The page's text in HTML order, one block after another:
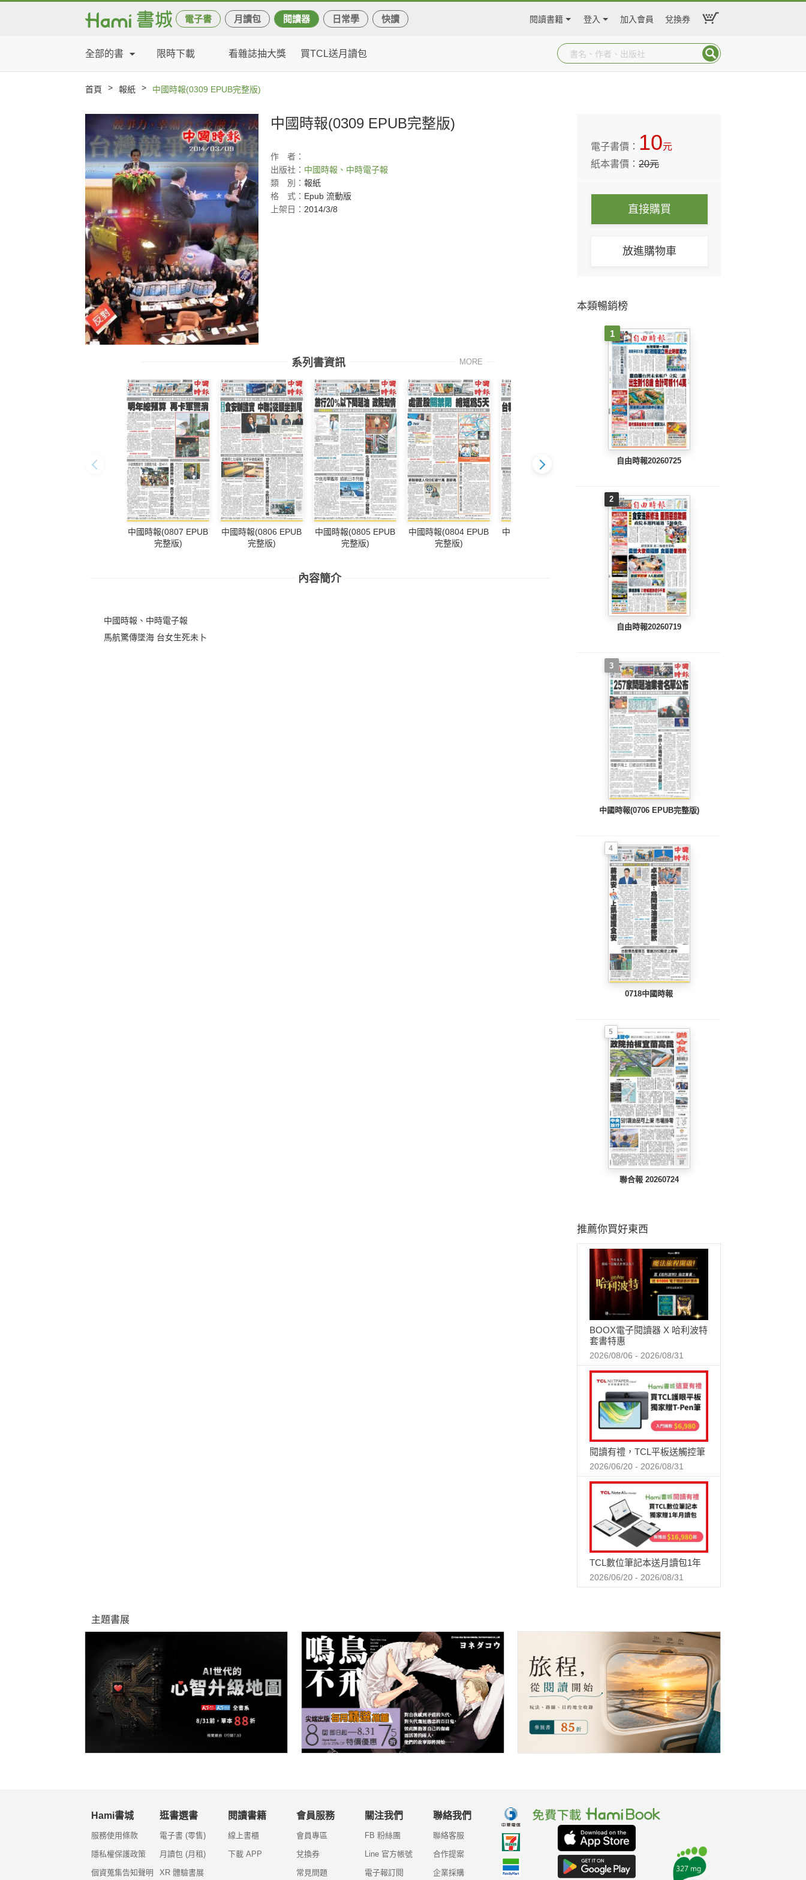
電子書 月讀包 閱讀器 日常學 快讀 閱讀書籍 登入 加入會員 兌換券
全部的書 限時下載 看雜誌抽大獎 買TCL送月讀包
首頁 > 報紙 > 中國時報(0309 EPUB完整版)
中國時報(0309 EPUB完整版)
作
者：
出版社： 中國時報、中時電子報
類
別： 報紙
格
式： Epub 流動版
上架日： 2014/3/8
系列書資訊 MORE
中國時報(0807 EPUB
完整版)
中國時報(0806 EPUB
完整版)
中國時報(0805 EPUB
完整版)
中國時報(0804 EPUB
完整版)
中國時報(0803 EPUB
中國時報(0802 EPUB
完整版)
內容簡介
中國時報、中時電子報
馬航驚傳墜海 台女生死未卜
電子書價： 10元
紙本書價：20元
直接購買
放進購物車
本類暢銷榜
1
自由時報20260725
2
自由時報20260719
3
中國時報(0706 EPUB完整版)
4
0718中國時報
5
聯合報 20260724
推薦你買好東西
BOOX電子閱讀器 X 哈利波特
套書特惠
2026/08/06 - 2026/08/31
閱讀有禮，TCL平板送觸控筆
2026/06/20 - 2026/08/31
TCL數位筆記本送月讀包1年
2026/06/20 - 2026/08/31
主題書展
Hami書城
服務使用條款
隱私權保護政策
個資蒐集告知聲明
逛書選書
電子書 (零售)
月讀包 (月租)
XR 體驗書展
閱讀書籍
線上書櫃
下載 APP
會員服務
會員專區
兌換券
常見問題
關注我們
FB 粉絲團
Line 官方帳號
電子報訂閱
聯絡我們
聯絡客服
合作提案
企業採購